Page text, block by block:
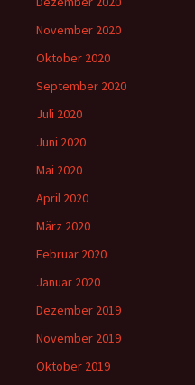
November 2020
Oktober 2020
September 2020
Juli 2020
Juni 2020
Mai 2020
April 2020
März 2020
Februar 2020
Januar 2020
Dezember 2019
November 2019
Oktober 2019